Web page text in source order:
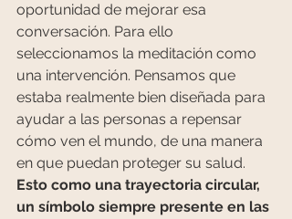
oportunidad de mejorar esa
conversación. Para ello
seleccionamos la meditación como
una intervención. Pensamos que
estaba realmente bien diseñada para
ayudar a las personas a repensar
cómo ven el mundo, de una manera
en que puedan proteger su salud.
Esto como una trayectoria circular,
un símbolo siempre presente en las